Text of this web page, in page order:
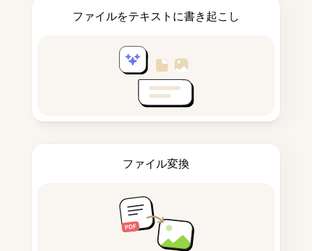
ファイルをテキストに書き起こし
ファイル変換